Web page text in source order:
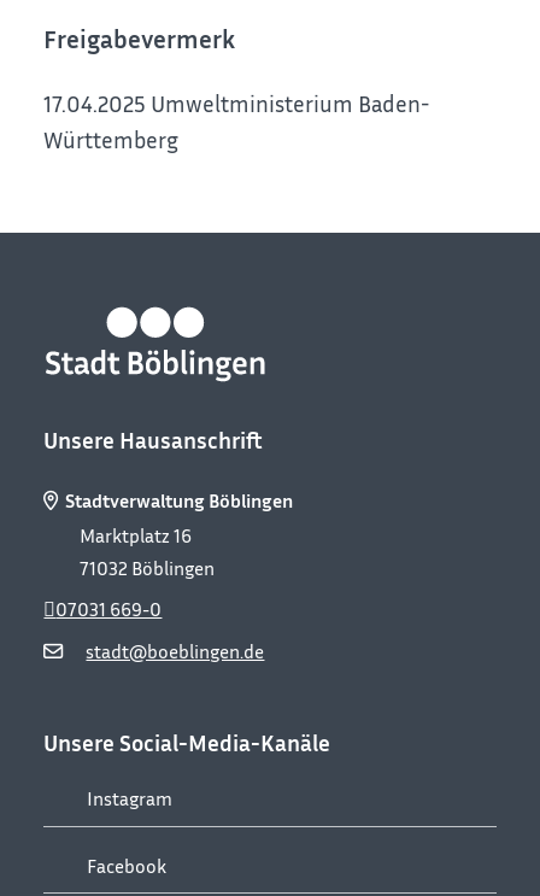
Freigabevermerk
17.04.2025 Umweltministerium Baden-
Württemberg
Unsere Hausanschrift
Stadtverwaltung Böblingen
Marktplatz 16
71032 Böblingen
stadt@boeblingen.de
07031 669-0
Unsere Social-Media-Kanäle
Instagram
Facebook